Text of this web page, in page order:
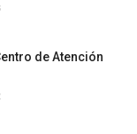
de Atención